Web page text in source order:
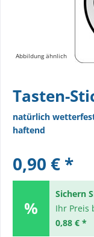
Abbildung ähnlich
Tasten-
natürlich
haftend
0,90 € *
Sichern
Ihr Preis
0,88 € *